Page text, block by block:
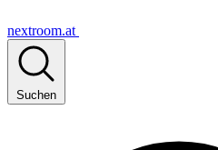
nextroom.at
Suchen